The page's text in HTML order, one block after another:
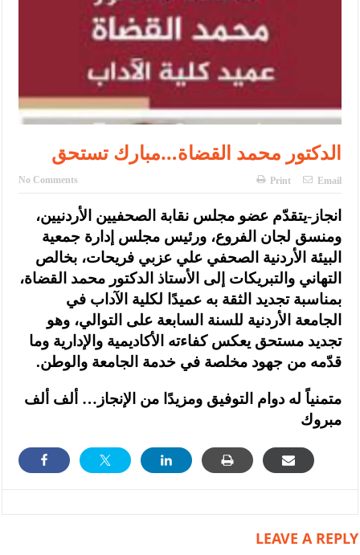
الدكتور محمد القضاة…مبارك تستحق
No Comments Print Email
انجاز-يتقدّم عضو مجلس نقابة الصحفيين الأردنيين،
ومنسق لجان الفروع، ورئيس مجلس إدارة جمعية
البيئة الأردنية الصحفي علي عزبي فريحات، بخالص
التهاني والتبريكات إلى الأستاذ الدكتور محمد القضاة،
بمناسبة تجديد الثقة به عميدًا لكلية الآداب في
الجامعة الأردنية للسنة السابعة على التوالي، وهو
تجديد مستحق يعكس كفاءته الأكاديمية والإدارية وما
قدّمه من جهود مخلصة في خدمة الجامعة والوطن.
متمنياً له دوام التوفيق ومزيدًا من الإنجاز… ألف ألف
مبروك
LEAVE A REPLY